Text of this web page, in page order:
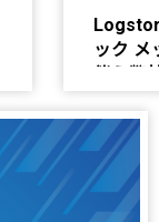
ック メ
伴う弊